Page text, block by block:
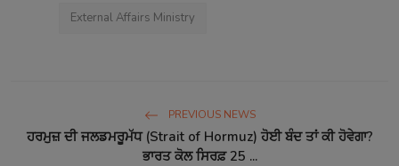
External Affairs Ministry
PREVIOUS NEWS
ਹਰਮੁਜ਼ ਦੀ ਜਲਡਮਰੂਮੱਧ (Strait of Hormuz) ਹੋਈ ਬੰਦ ਤਾਂ ਕੀ ਹੋਵੇਗਾ?
ਭਾਰਤ ਕੋਲ ਸਿਰਫ਼ 25 ...